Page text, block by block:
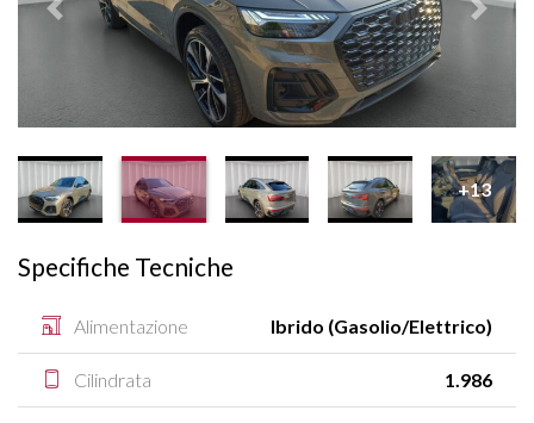
Prededente
+13
Specifiche Tecniche
Alimentazione Ibrido (Gasolio/Elettrico)
Cilindrata 1.986